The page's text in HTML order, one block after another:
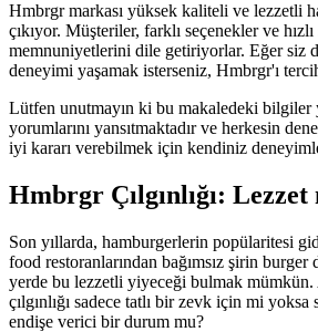
Hmbrgr markası yüksek kaliteli ve lezzetli
çıkıyor. Müşteriler, farklı seçenekler ve
memnuniyetlerini dile getiriyorlar. Eğer siz
deneyimi yaşamak isterseniz, Hmbrgr'ı
Lütfen unutmayın ki bu makaledeki bilgiler
yorumlarını yansıtmaktadır ve herkesin
iyi kararı verebilmek için kendiniz
Hmbrgr Çılgınlığı: Lezzet
Son yıllarda, hamburgerlerin popülaritesi
food restoranlarından bağımsız şirin burger
yerde bu lezzetli yiyeceği bulmak
çılgınlığı sadece tatlı bir zevk için mi yoksa
endişe verici bir durum mu?